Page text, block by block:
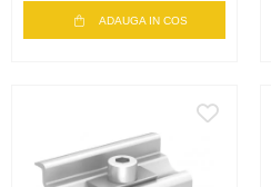
ADAUGA IN COS